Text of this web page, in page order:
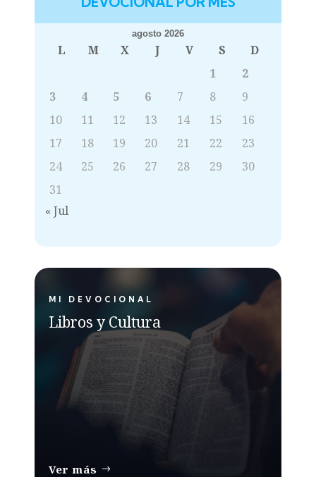
agosto 2026
L M X J V S
D
1
2
3
4 5 6 7 8
9
10
11 12 13 14 15
16
17
18 19 20 21 22
23
24
25 26 27 28 29
30
31
« Jul
MI DEVOCIONAL
Libros y Cultura
Ver más